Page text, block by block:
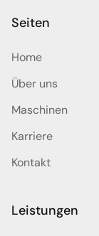
Seiten
Home
Über uns
Maschinen
Karriere
Kontakt
Leistungen